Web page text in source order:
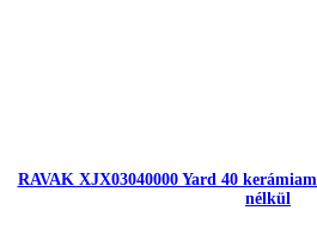
RAVAK XJX03040000 Yard 40
nélkül